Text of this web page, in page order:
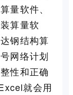
量软件、
算量软
钢结构算
网络计划
性和正确
就会用